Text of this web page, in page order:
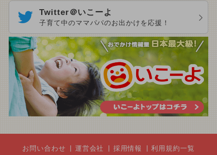
Twitter＠いこーよ
子育て中のママパパのお出かけを応援！
お問い合わせ 運営会社 採用情報 利用規約一覧